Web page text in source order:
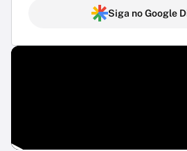
Siga no Google